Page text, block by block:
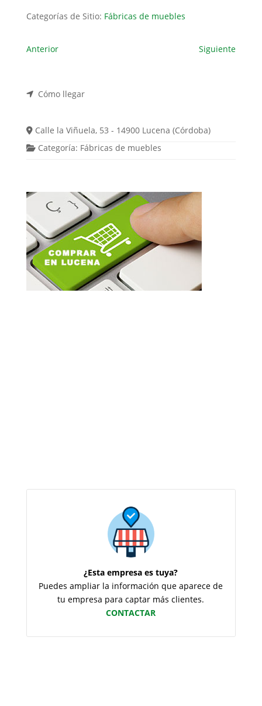
Categorías de Sitio: Fábricas de muebles
Anterior Siguiente
Cómo llegar
Calle la Viñuela, 53 - 14900 Lucena (Córdoba)
Categoría: Fábricas de muebles
¿Esta empresa es tuya?
Puedes ampliar la información que aparece de
tu empresa para captar más clientes.
CONTACTAR